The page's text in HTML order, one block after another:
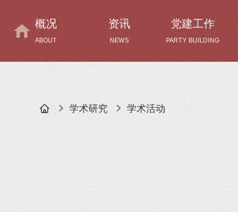
概况
ABOUT
资讯
NEWS
党建工作
PARTY BUILDING
学术研究 学术活动